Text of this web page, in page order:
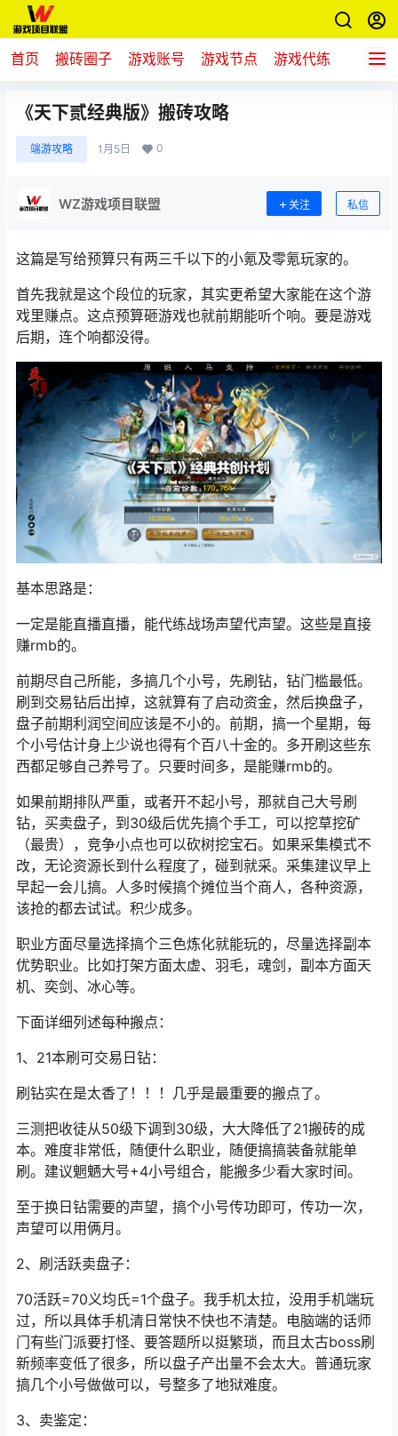
首页 搬砖圈子 游戏账号 游戏节点 游戏代练 新游推
《天下贰经典版》搬砖攻略
端游攻略 1月5日 0
WZ游戏项目联盟 关注 私信
这篇是写给预算只有两三千以下的小氪及零氪玩家的。
首先我就是这个段位的玩家，其实更希望大家能在这个游
戏里赚点。这点预算砸游戏也就前期能听个响。要是游戏
后期，连个响都没得。
基本思路是：
一定是能直播直播，能代练战场声望代声望。这些是直接
赚rmb的。
前期尽自己所能，多搞几个小号，先刷钻，钻门槛最低。
刷到交易钻后出掉，这就算有了启动资金，然后换盘子，
盘子前期利润空间应该是不小的。前期，搞一个星期，每
个小号估计身上少说也得有个百八十金的。多开刷这些东
西都足够自己养号了。只要时间多，是能赚rmb的。
如果前期排队严重，或者开不起小号，那就自己大号刷
钻，买卖盘子，到30级后优先搞个手工，可以挖草挖矿
（最贵），竞争小点也可以砍树挖宝石。如果采集模式不
改，无论资源长到什么程度了，碰到就采。采集建议早上
早起一会儿搞。人多时候搞个摊位当个商人，各种资源，
该抢的都去试试。积少成多。
职业方面尽量选择搞个三色炼化就能玩的，尽量选择副本
优势职业。比如打架方面太虚、羽毛，魂剑，副本方面天
机、奕剑、冰心等。
下面详细列述每种搬点：
1、21本刷可交易日钻：
刷钻实在是太香了！！！几乎是最重要的搬点了。
三测把收徒从50级下调到30级，大大降低了21搬砖的成
本。难度非常低，随便什么职业，随便搞搞装备就能单
刷。建议魍魉大号+4小号组合，能搬多少看大家时间。
至于换日钻需要的声望，搞个小号传功即可，传功一次，
声望可以用俩月。
2、刷活跃卖盘子：
70活跃=70义均氏=1个盘子。我手机太拉，没用手机端玩
过，所以具体手机清日常快不快也不清楚。电脑端的话师
门有些门派要打怪、要答题所以挺繁琐，而且太古boss刷
新频率变低了很多，所以盘子产出量不会太大。普通玩家
搞几个小号做做可以，号整多了地狱难度。
3、卖鉴定：